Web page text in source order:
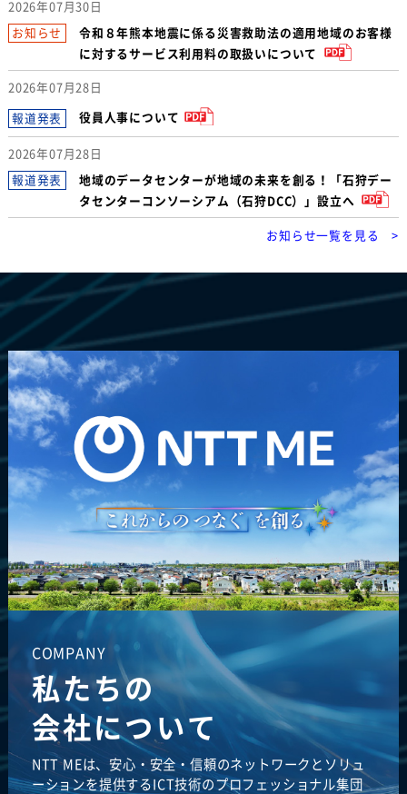
2026年07月30日
令和８年熊本地震に係る災害救助法の適用地域のお客様
に対するサービス利用料の取扱いについて
2026年07月28日
役員人事について
2026年07月28日
地域のデータセンターが地域の未来を創る！「石狩デー
タセンターコンソーシアム（石狩DCC）」設立へ
お知らせ一覧を見る >
COMPANY
私たちの
会社について
NTT MEは、安心・安全・信頼のネットワークとソリュ
ーションを提供するICT技術のプロフェッショナル集団